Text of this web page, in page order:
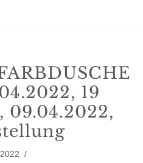
19
09.04.2022,